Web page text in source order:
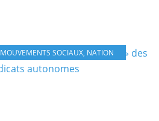
MOUVEMENTS SOCIAUX, NATION